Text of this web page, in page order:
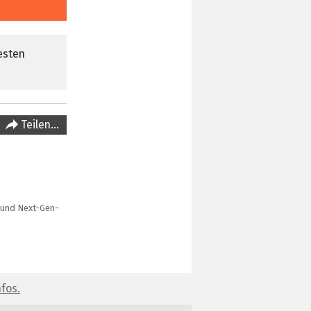
Teilen…
Next-Gen-